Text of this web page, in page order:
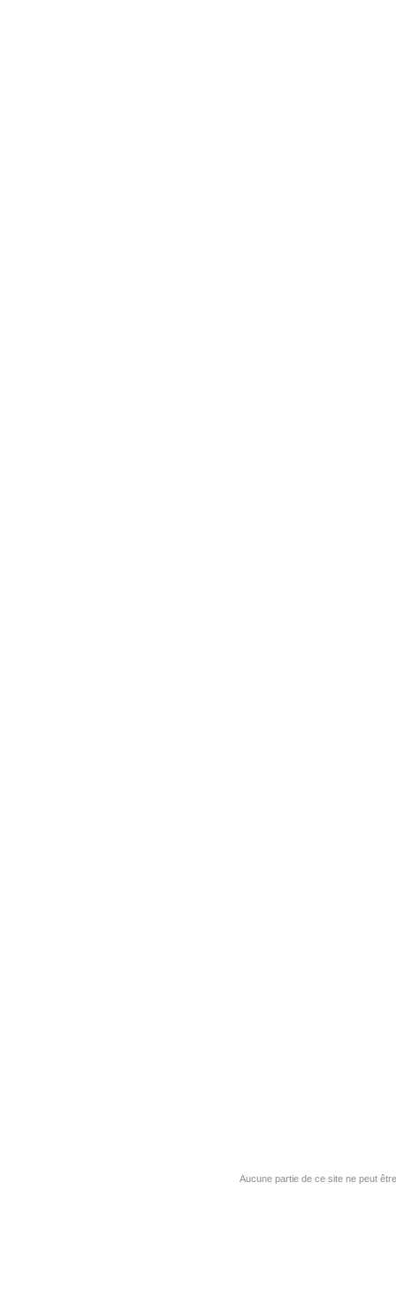
Aucune partie de ce site ne peut